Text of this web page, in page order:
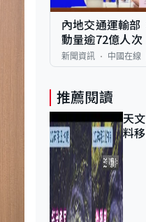
內地交通運輸
動量逾72億人次
新聞資訊 中國在線
推薦閱讀
天
料